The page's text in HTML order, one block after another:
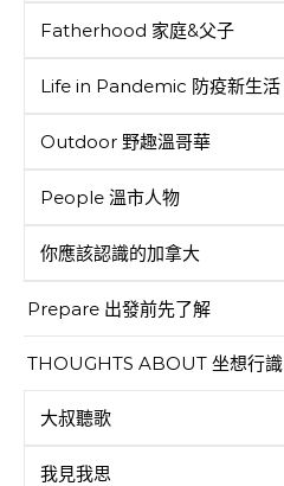
Fatherhood 家庭&父子
Life in Pandemic 防疫新生活
Outdoor 野趣溫哥華
People 溫市人物
你應該認識的加拿大
Prepare 出發前先了解
THOUGHTS ABOUT 坐想行識
大叔聽歌
我見我思